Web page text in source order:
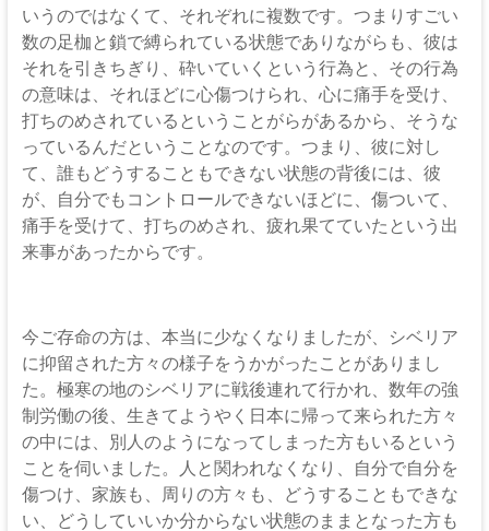
いうのではなくて、それぞれに複数です。つまりすごい
数の足枷と鎖で縛られている状態でありながらも、彼は
それを引きちぎり、砕いていくという行為と、その行為
の意味は、それほどに心傷つけられ、心に痛手を受け、
打ちのめされているということがらがあるから、そうな
っているんだということなのです。つまり、彼に対し
て、誰もどうすることもできない状態の背後には、彼
が、自分でもコントロールできないほどに、傷ついて、
痛手を受けて、打ちのめされ、疲れ果てていたという出
来事があったからです。
今ご存命の方は、本当に少なくなりましたが、シベリア
に抑留された方々の様子をうかがったことがありまし
た。極寒の地のシベリアに戦後連れて行かれ、数年の強
制労働の後、生きてようやく日本に帰って来られた方々
の中には、別人のようになってしまった方もいるという
ことを伺いました。人と関われなくなり、自分で自分を
傷つけ、家族も、周りの方々も、どうすることもできな
い、どうしていいか分からない状態のままとなった方も